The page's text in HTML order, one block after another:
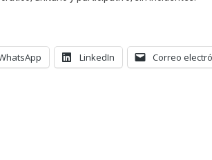
LinkedIn Correo